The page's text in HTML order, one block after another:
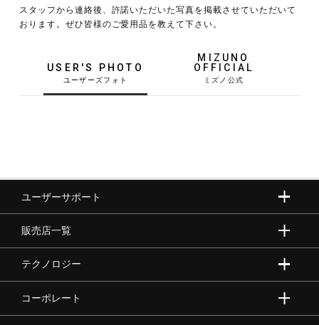
ゴルフ
バレーボール
バドミントン
スタッフから連絡後、許諾いただいた写真を掲載させていただいて
おります。ぜひ皆様のご愛用品を教えて下さい。
USER'S PHOTO
MIZUNO
OFFICIAL
ユーザーサポート
販売店一覧
テクノロジー
コーポレート